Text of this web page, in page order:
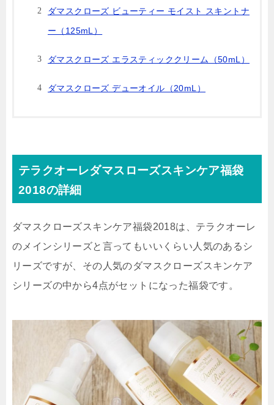
ダマスクローズ ビューティー モイスト スキントナ
ー（125mL）
ダマスクローズ エラスティッククリーム（50mL）
ダマスクローズ デューオイル（20mL）
テラクオーレダマスローズスキンケア福袋
2018の詳細
ダマスクローズスキンケア福袋2018は、テラクオーレ
のメインシリーズと言ってもいいくらい人気のあるシ
リーズですが、その人気のダマスクローズスキンケア
シリーズの中から4点がセットになった福袋です。